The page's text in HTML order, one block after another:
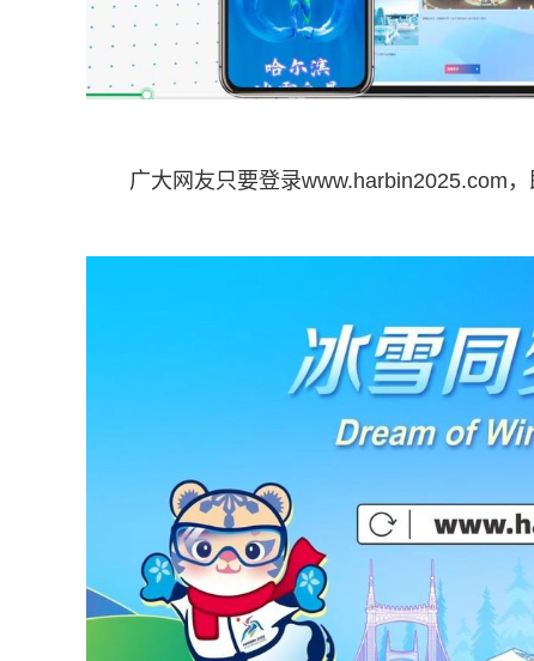
广大网友只要登录www.harbin2025.com